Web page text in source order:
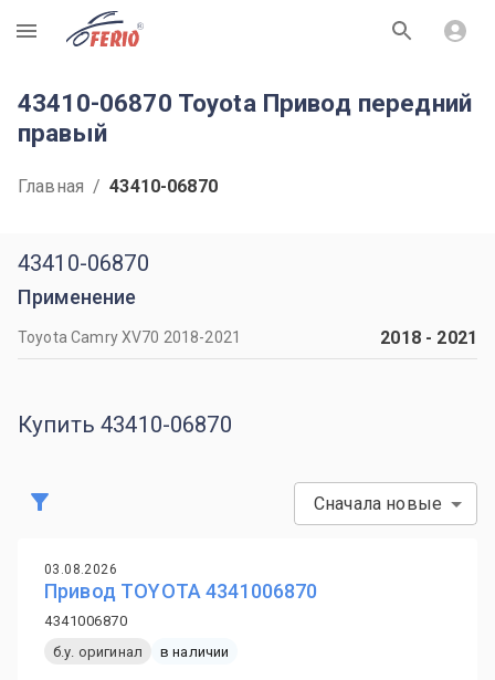
R
43410-06870 Toyota Привод передний
правый
Главная / 43410-06870
43410-06870
Применение
Toyota Camry XV70 2018-2021 2018- 2021
Купить 43410-06870
Сначала новые
03.08.2026
Привод TOYOTA 4341006870
4341006870
б.у. оригинал
в наличии